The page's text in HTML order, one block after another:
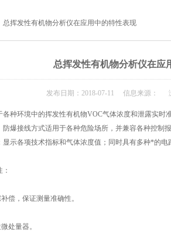
挥发性有机物分析仪在应用中的特性表现
总挥发性有机物分析仪在应
发布日期：2018-07-11 信息来源：
各种环境中的挥发性有机物VOC气体浓度和泄露实
爆接线方式适用于各种危险场所，并兼容各种控制
示各项技术指标和气体浓度值；同时具有多种*的
，保证测量准确性。
处量器。